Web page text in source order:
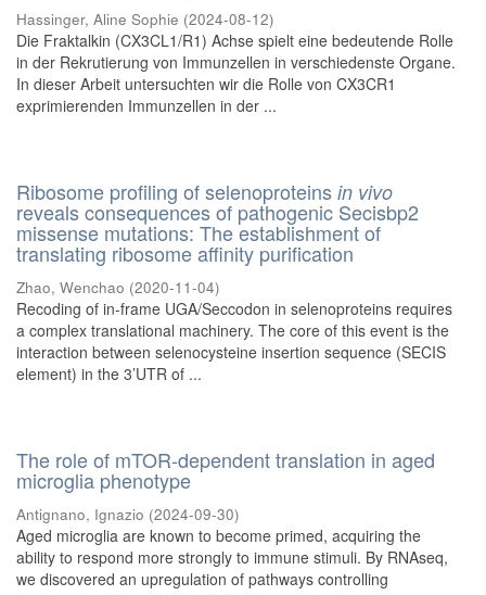
Hassinger, Aline Sophie (2024-08-12)
Die Fraktalkin (CX3CL1/R1) Achse spielt eine bedeutende Rolle
in der Rekrutierung von Immunzellen in verschiedenste Organe.
In dieser Arbeit untersuchten wir die Rolle von CX3CR1
exprimierenden Immunzellen in der ...
Ribosome profiling of selenoproteins in vivo
reveals consequences of pathogenic Secisbp2
missense mutations: The establishment of
translating ribosome affinity purification
Zhao, Wenchao (2020-11-04)
Recoding of in-frame UGA/Seccodon in selenoproteins requires
a complex translational machinery. The core of this event is the
interaction between selenocysteine insertion sequence (SECIS
element) in the 3’UTR of ...
The role of mTOR-dependent translation in aged
microglia phenotype
Antignano, Ignazio (2024-09-30)
Aged microglia are known to become primed, acquiring the
ability to respond more strongly to immune stimuli. By RNAseq,
we discovered an upregulation of pathways controlling